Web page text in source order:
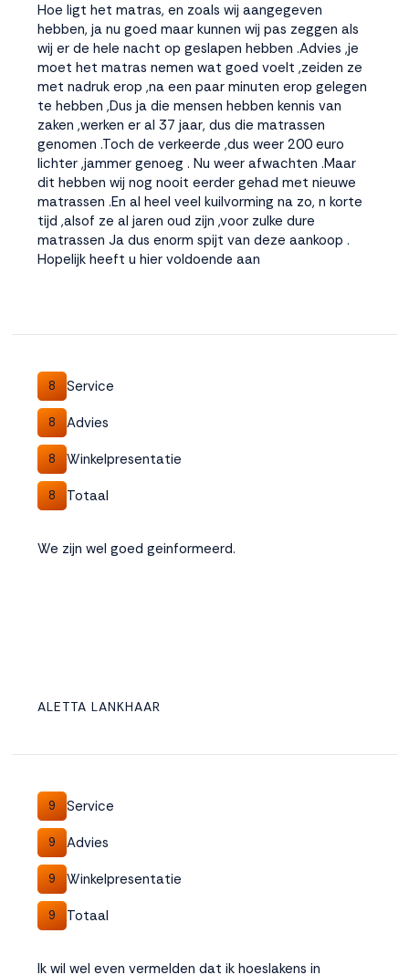
Hoe ligt het matras, en zoals wij aangegeven
hebben, ja nu goed maar kunnen wij pas zeggen als
wij er de hele nacht op geslapen hebben .Advies ,je
moet het matras nemen wat goed voelt ,zeiden ze
met nadruk erop ,na een paar minuten erop gelegen
te hebben ,Dus ja die mensen hebben kennis van
zaken ,werken er al 37 jaar, dus die matrassen
genomen .Toch de verkeerde ,dus weer 200 euro
lichter ,jammer genoeg . Nu weer afwachten .Maar
dit hebben wij nog nooit eerder gehad met nieuwe
matrassen .En al heel veel kuilvorming na zo, n korte
tijd ,alsof ze al jaren oud zijn ,voor zulke dure
matrassen Ja dus enorm spijt van deze aankoop .
Hopelijk heeft u hier voldoende aan
8 Service
8 Advies
8 Winkelpresentatie
8 Totaal
We zijn wel goed geinformeerd.
ALETTA LANKHAAR
9 Service
9 Advies
9 Winkelpresentatie
9 Totaal
Ik wil wel even vermelden dat ik hoeslakens in